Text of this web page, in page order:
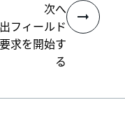
次へ
フィールド
求を開始す
る